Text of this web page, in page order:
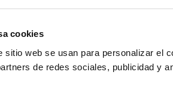
cookies
sitio web se usan para personalizar el
de redes sociales, publicidad y